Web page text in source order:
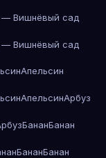
— Вишнёвый сад
— Вишнёвый сад
Апельсин
АпельсинАрбуз
БананБанан
БананБанан